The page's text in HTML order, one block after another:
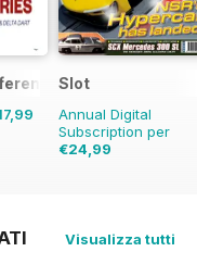
Library
Slot
Annual Digital
Subscription per
€24,99
Visualizza tutti